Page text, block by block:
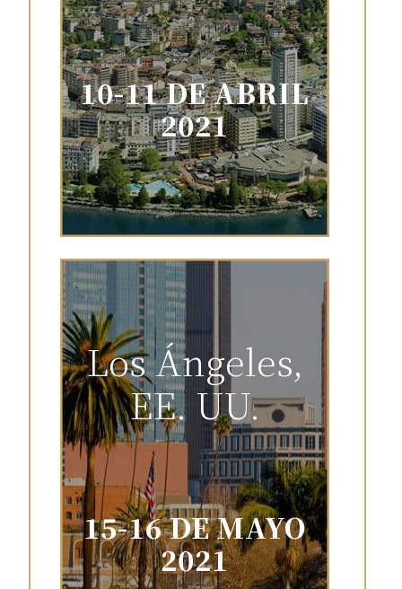
10-11 DE ABRIL
2021
Los Ángeles,
EE. UU.
15-16 DE MAYO
2021